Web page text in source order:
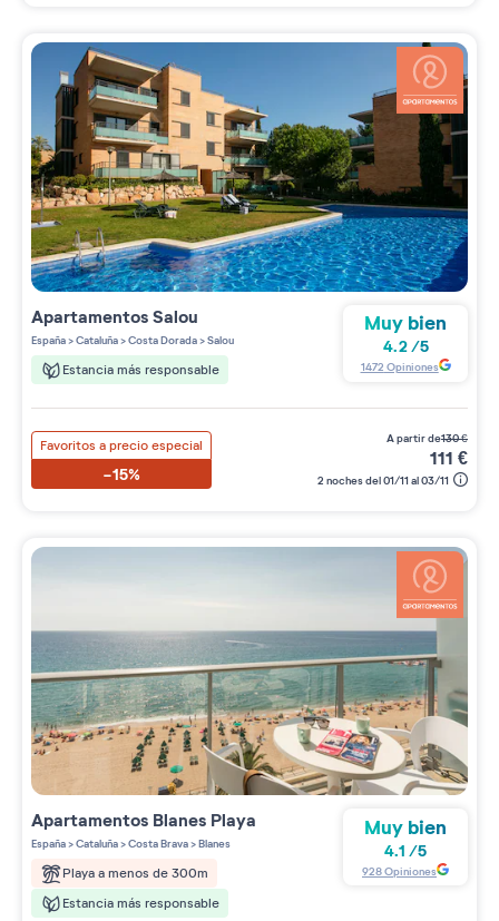
ApartamentosSalou
España>Cataluña>Costa Dorada>Salou
Estancia más responsable
Muy bien
4.2/5
1472 Opiniones
Favoritos a precio especial
-15%
a partir de130€
111 €
2 noches del 01/11 al 03/11
Apartamentos Blanes Playa
España>Cataluña>Costa Brava>Blanes
Playa a menos de 300m
Estancia más responsable
Muy bien
4.1 /5
928Opiniones